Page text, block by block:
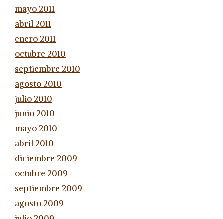
mayo 2011
abril 2011
enero 2011
octubre 2010
septiembre 2010
agosto 2010
julio 2010
junio 2010
mayo 2010
abril 2010
diciembre 2009
octubre 2009
septiembre 2009
agosto 2009